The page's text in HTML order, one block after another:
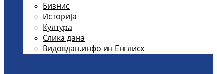
Бизнис
Историја
Култура
Слика дана
Видовдан.инфо ин Енглисх